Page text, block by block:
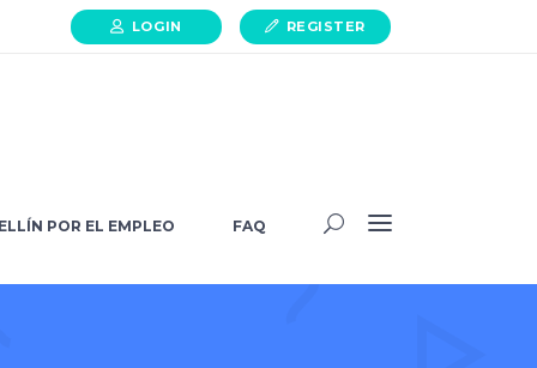
LOGIN REGISTER
POR EL EMPLEO FAQ
HELLÍN POR EL EMPLEO